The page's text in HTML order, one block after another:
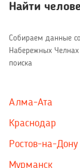
Найти
Собираем данные
Набережных
поиска
Алма-Ата
Краснодар
Ростов-на-Дону
Мурманск